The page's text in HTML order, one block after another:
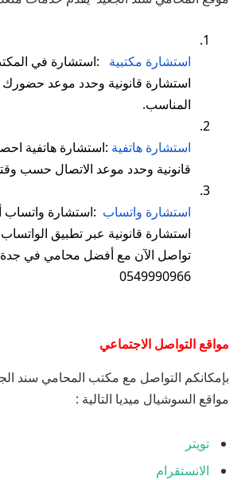
1.
استشارة مكتبية :استشارة في
استشارة قانونية وحدد موعد حضورك
المناسب.
2.
استشارة هاتفية :استشارة هاتفية
قانونية وحدد موعد الاتصال حسب
3.
استشارة واتساب :استشارة واتساب
استشارة قانونية عبر تطبيق الواتساب
تواصل الآن مع أفضل محامي في جدة
0549990966
مواقع التواصل الاجتماعي
بإمكانكم التواصل مع مكتب المحامي سند
مواقع السوشيال ميديا التالية :
تويتر
الانستقرام